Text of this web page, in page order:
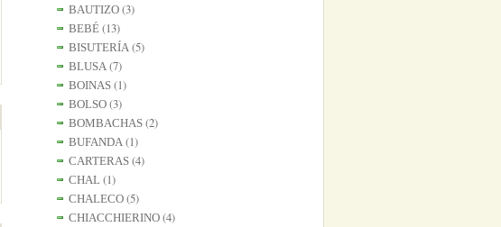
BAUTIZO (3)
BEBÉ (13)
BISUTERÍA (5)
BLUSA (7)
BOINAS (1)
BOLSO (3)
BOMBACHAS (2)
BUFANDA (1)
CARTERAS (4)
CHAL (1)
CHALECO (5)
CHIACCHIERINO (4)